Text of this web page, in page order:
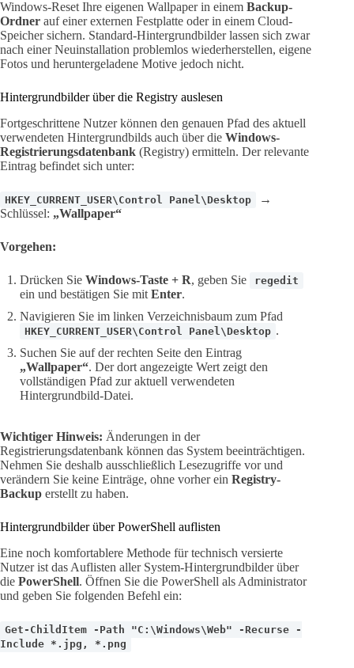
Windows-Reset Ihre eigenen Wallpaper in einem Backup-
Ordner auf einer externen Festplatte oder in einem Cloud-
Speicher sichern. Standard-Hintergrundbilder lassen sich zwar
nach einer Neuinstallation problemlos wiederherstellen, eigene
Fotos und heruntergeladene Motive jedoch nicht.
Hintergrundbilder über die Registry auslesen
Fortgeschrittene Nutzer können den genauen Pfad des aktuell
verwendeten Hintergrundbilds auch über die Windows-
Registrierungsdatenbank (Registry) ermitteln. Der relevante
Eintrag befindet sich unter:
HKEY_CURRENT_USER\Control Panel\Desktop
→
Schlüssel: „Wallpaper“
Vorgehen:
Drücken Sie Windows-Taste + R, geben Sie regedit
ein und bestätigen Sie mit Enter.
Navigieren Sie im linken Verzeichnisbaum zum Pfad
HKEY_CURRENT_USER\Control Panel\Desktop .
Suchen Sie auf der rechten Seite den Eintrag
„Wallpaper“. Der dort angezeigte Wert zeigt den
vollständigen Pfad zur aktuell verwendeten
Hintergrundbild-Datei.
Wichtiger Hinweis: Änderungen in der
Registrierungsdatenbank können das System beeinträchtigen.
Nehmen Sie deshalb ausschließlich Lesezugriffe vor und
verändern Sie keine Einträge, ohne vorher ein Registry-
Backup erstellt zu haben.
Hintergrundbilder über PowerShell auflisten
Eine noch komfortablere Methode für technisch versierte
Nutzer ist das Auflisten aller System-Hintergrundbilder über
die PowerShell. Öffnen Sie die PowerShell als Administrator
und geben Sie folgenden Befehl ein:
Get-ChildItem -Path "C:\Windows\Web" -Recurse -
Include *.jpg, *.png